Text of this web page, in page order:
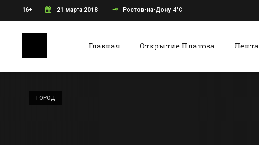
16+ 21 марта 2018 Ростов-на-Дону 4°C
Главная Открытие Платова Лента
ГОРОД